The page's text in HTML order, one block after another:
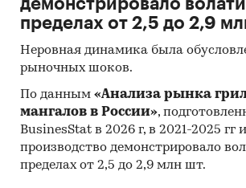
демонстрировало
пределах от 2,5 до 2,9
Неровная динамика была
рыночных шоков.
По данным «Анализа рынка
мангалов в России»,
BusinesStat в 2026 г, в 2021-2025 гг
производство демонстрировало
пределах от 2,5 до 2,9 млн шт.